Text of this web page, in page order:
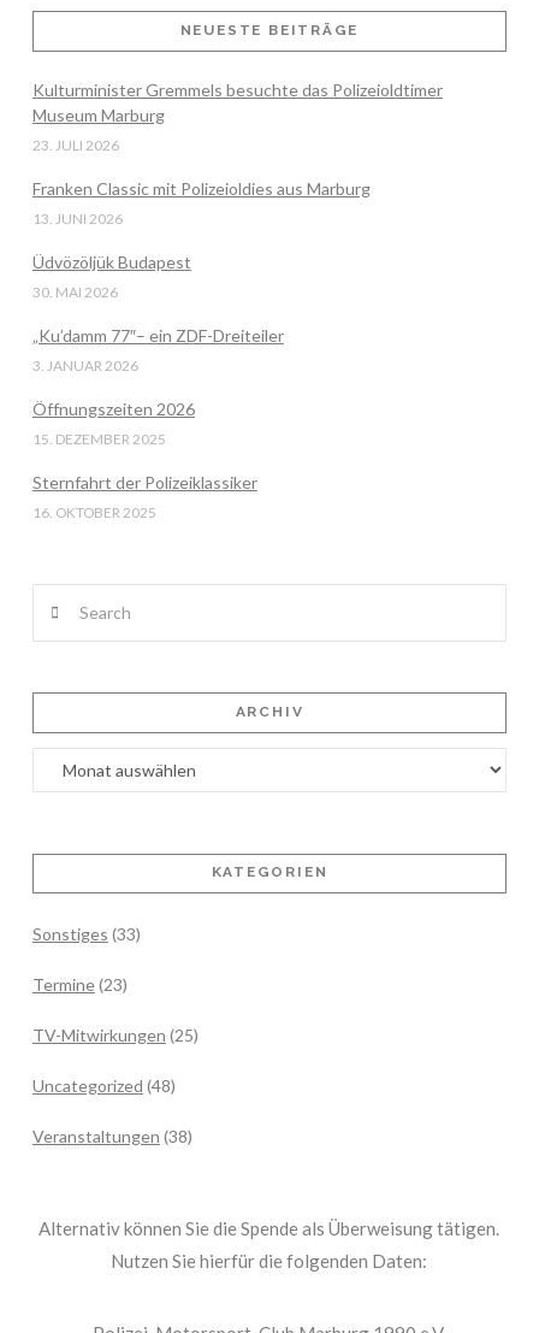
NEUESTE BEITRÄGE
Kulturminister Gremmels besuchte das Polizeioldtimer
Museum Marburg
23. JULI 2026
Franken Classic mit Polizeioldies aus Marburg
13. JUNI 2026
Üdvözöljük Budapest
30. MAI 2026
„Ku’damm 77″– ein ZDF-Dreiteiler
3. JANUAR 2026
Öffnungszeiten 2026
15. DEZEMBER 2025
Sternfahrt der Polizeiklassiker
16. OKTOBER 2025
ARCHIV
Archiv
KATEGORIEN
Sonstiges (33)
Termine(23)
TV-Mitwirkungen (25)
Uncategorized (48)
Veranstaltungen (38)
Alternativ können Sie die Spende als Überweisung tätigen.
Nutzen Sie hierfür die folgenden Daten: